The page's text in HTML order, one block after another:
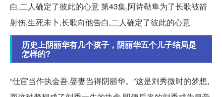
白,二人确定了彼此的心意 第43集,阿诗勒隼为了长歌被箭
射伤,生死未卜,长歌向他告白,二人确定了彼此的心意
历史上阴丽华有几个孩子，阴丽华五个儿子结局是
怎样的?
“仕宦当作执金吾,娶妻当得阴丽华。”这是刘秀微时的梦想,